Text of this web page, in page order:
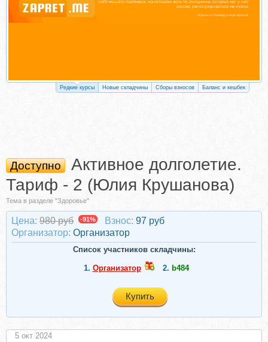
Редкие курсы Новые складчины Сборы взносов Баланс и кешбек
Доступно
Активное долголетие.
Тариф - 2 (Юлия Крушанова)
Тема в разделе "Здоровье"
Цена: 980 руб -91% Взнос: 97 руб
Организатор: Организатор
Список участников складчины:
1. Организатор 2. b484
Купить
5 окт 2024